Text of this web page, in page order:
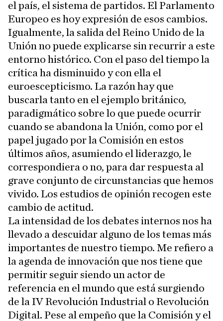
el país, el sistema de partidos. El Parlamento
Europeo es hoy expresión de esos cambios.
Igualmente, la salida del Reino Unido de la
Unión no puede explicarse sin recurrir a este
entorno histórico. Con el paso del tiempo la
crítica ha disminuido y con ella el
euroescepticismo. La razón hay que
buscarla tanto en el ejemplo británico,
paradigmático sobre lo que puede ocurrir
cuando se abandona la Unión, como por el
papel jugado por la Comisión en estos
últimos años, asumiendo el liderazgo, le
correspondiera o no, para dar respuesta al
grave conjunto de circunstancias que hemos
vivido. Los estudios de opinión recogen este
cambio de actitud.
La intensidad de los debates internos nos ha
llevado a descuidar alguno de los temas más
importantes de nuestro tiempo. Me refiero a
la agenda de innovación que nos tiene que
permitir seguir siendo un actor de
referencia en el mundo que está surgiendo
de la IV Revolución Industrial o Revolución
Digital. Pese al empeño que la Comisión y el